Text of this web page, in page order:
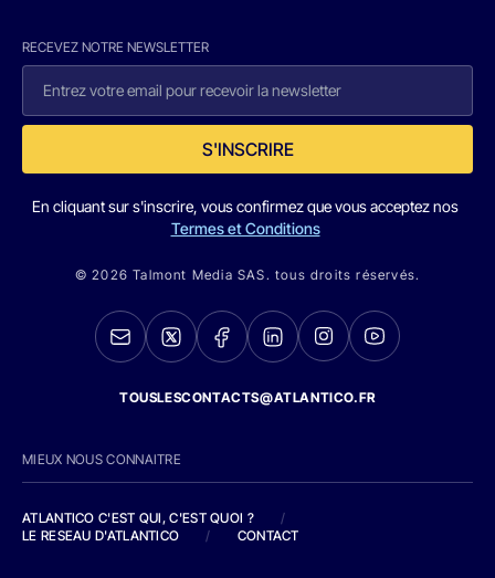
RECEVEZ NOTRE NEWSLETTER
S'INSCRIRE
En cliquant sur s'inscrire, vous confirmez que vous acceptez nos
Termes et Conditions
© 2026 Talmont Media SAS. tous droits réservés.
TOUSLESCONTACTS@ATLANTICO.FR
MIEUX NOUS CONNAITRE
ATLANTICO C'EST QUI, C'EST QUOI ?
/
LE RESEAU D'ATLANTICO
/ CONTACT